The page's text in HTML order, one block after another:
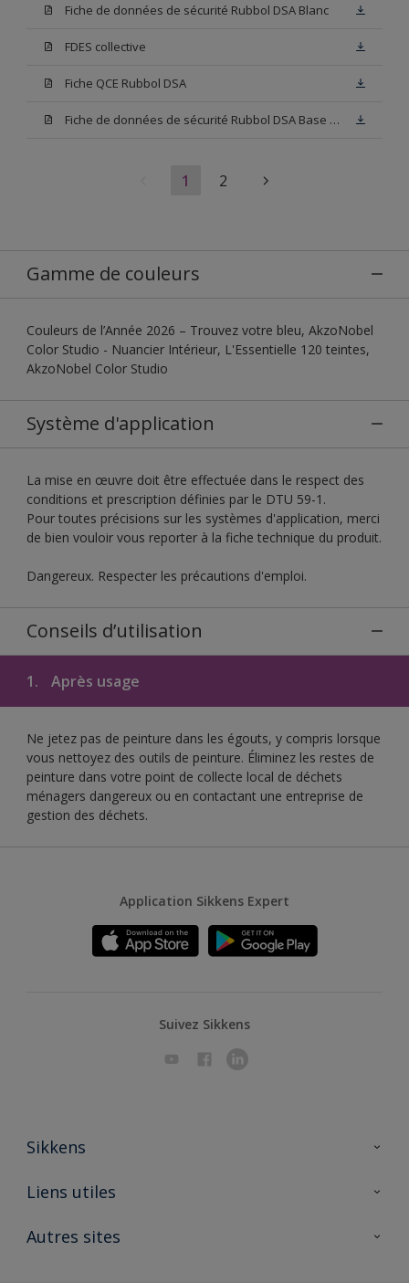
Fiche de données de sécurité Rubbol DSA Blanc
FDES collective
Fiche QCE Rubbol DSA
Fiche de données de sécurité Rubbol DSA Base W05
1 2
Gamme de couleurs
Couleurs de l’Année 2026 – Trouvez votre bleu, AkzoNobel
Color Studio - Nuancier Intérieur, L'Essentielle 120 teintes,
AkzoNobel Color Studio
Système d'application
La mise en œuvre doit être effectuée dans le respect des
conditions et prescription définies par le DTU 59-1.
Pour toutes précisions sur les systèmes d'application, merci
de bien vouloir vous reporter à la fiche technique du produit.
Dangereux. Respecter les précautions d'emploi.
Conseils d’utilisation
1. Après usage
Ne jetez pas de peinture dans les égouts, y compris lorsque
vous nettoyez des outils de peinture. Éliminez les restes de
peinture dans votre point de collecte local de déchets
ménagers dangereux ou en contactant une entreprise de
gestion des déchets.
Application Sikkens Expert
Suivez Sikkens
Sikkens
A propos de Sikkens
Liens utiles
Ouvrir un magasin PASS
Autres sites